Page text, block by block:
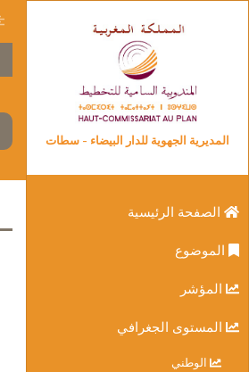
المديرية الجهوية للدار البيضاء - سطات
الصفحة الرئيسية
الموضوع
المؤشر
المستوى الجغرافي
الوطني